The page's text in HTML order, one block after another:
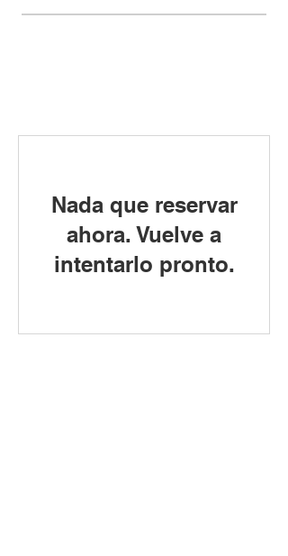
Nada que reservar
ahora. Vuelve a
intentarlo pronto.